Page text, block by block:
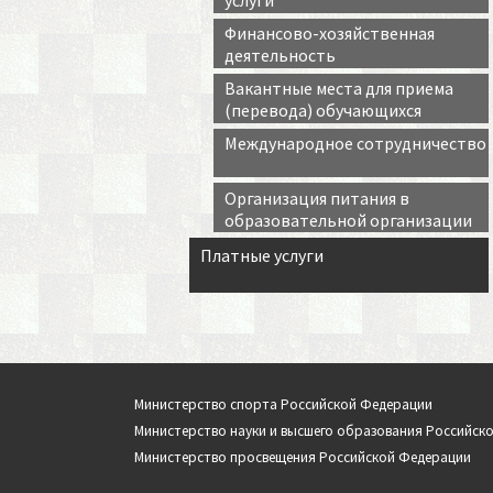
Финансово-хозяйственная
деятельность
Вакантные места для приема
(перевода) обучающихся
Международное сотрудничество
Организация питания в
образовательной организации
Платные услуги
Министерство cпорта Российской Федерации
Министерство науки и высшего образования
Министерство просвещения Российской Федерации